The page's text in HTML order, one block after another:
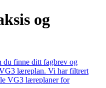
og
du finne ditt fagbrev og
læreplan. Vi har filtrert
VG3 læreplaner for